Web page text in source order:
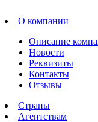
О компании
Описание
Новости
Реквизиты
Контакты
Отзывы
Страны
Агентствам